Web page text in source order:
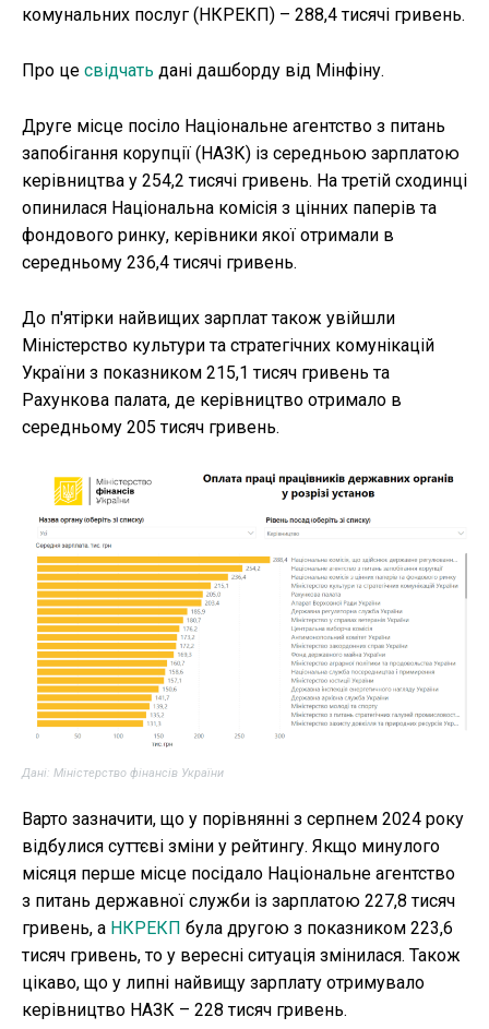
комунальних послуг (НКРЕКП) – 288,4 тисячі гривень.
Про це свідчать дані дашборду від Мінфіну.
Друге місце посіло Національне агентство з питань
запобігання корупції (НАЗК) із середньою зарплатою
керівництва у 254,2 тисячі гривень. На третій сходинці
опинилася Національна комісія з цінних паперів та
фондового ринку, керівники якої отримали в
середньому 236,4 тисячі гривень.
До п'ятірки найвищих зарплат також увійшли
Міністерство культури та стратегічних комунікацій
України з показником 215,1 тисяч гривень та
Рахункова палата, де керівництво отримало в
середньому 205 тисяч гривень.
Дані: Міністерство фінансів України
Варто зазначити, що у порівнянні з серпнем 2024 року
відбулися суттєві зміни у рейтингу. Якщо минулого
місяця перше місце посідало Національне агентство
з питань державної служби із зарплатою 227,8 тисяч
гривень, а НКРЕКП була другою з показником 223,6
тисяч гривень, то у вересні ситуація змінилася. Також
цікаво, що у липні найвищу зарплату отримувало
керівництво НАЗК – 228 тисяч гривень.